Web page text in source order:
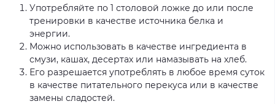
Употребляйте по 1 столовой ложке до или после
тренировки в качестве источника белка и
энергии.
Можно использовать в качестве ингредиента в
смузи, кашах, десертах или намазывать на хлеб.
Его разрешается употреблять в любое время суток
в качестве питательного перекуса или в качестве
замены сладостей.